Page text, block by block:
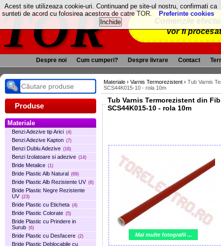
TOR
Comenzile
vor fi
Despre noi Cum cumperi? Despre livrare Contact
Produse
Materiale
Benzi Adezive tip Arici (4)
Benzi Adezive Kapton (7)
Benzi Dublu Adezive (16)
Benzi Izolatoare si adezive (14)
Bride Metalice (1)
Bride Plastic Alb Natural (69)
Bride Plastic Alb Rezistente UV (6)
Bride Plastic Negre Rezistente
UV (23)
Bride Plastic cu Eticheta (4)
Bride Plastic Colorate (5)
Bride Plastic cu Prindere in
Surub (6)
Bride Plastic cu Desfacere (2)
Bride Plastic Deblocabile cu
Materiale › Varnis Termorezistent › Tub Varnis
SCS44K015-10 - rola 10m
Tub Varnis Termorezistent din Fibra de Sticla si
SCS44K015-10 - rola 10m
Mai multe fotografii ...
Acest site utilizeaza cookie-uri. Continuand pe site-ul nostru, confirmati ca
sunteti de acord cu folosirea acestora de catre TOR.
Preferinte cookies